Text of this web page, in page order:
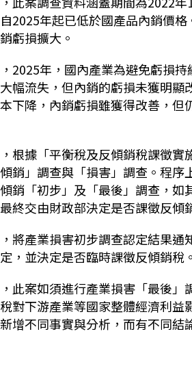
2025年起已低於國產品內銷價
虧損擴大。
2025年，國內產業為避免虧損
幅流失，但內銷的虧損未獲明
下降，內銷虧損雖獲得改善，
根據「平衡稅及反傾銷稅課徵實
銷」調查與「損害」調查。程
銷「初步」及「最後」調查，
終交由財政部決定是否課徵反傾
將產業損害初步調查認定結果
，並決定是否臨時課徵反傾銷稅。
此案如須進行產業損害「最後
對下游產業等國家整體經濟利
增不同事實與分析，而有不同結